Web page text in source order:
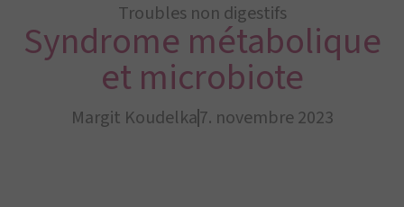
Troubles non digestifs
Syndrome métabolique
et microbiote
Margit Koudelka7. novembre 2023